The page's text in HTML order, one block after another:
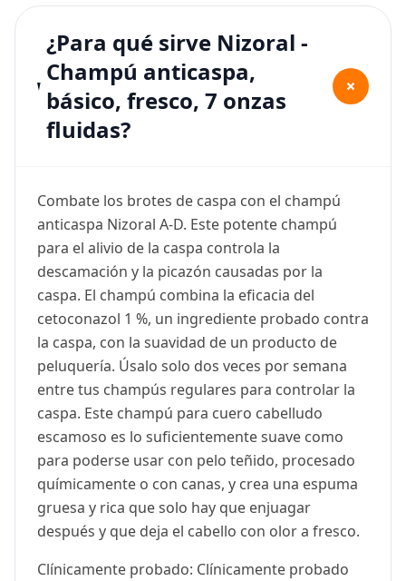
¿Para qué sirve Nizoral -
Champú anticaspa,
básico, fresco, 7 onzas
fluidas?
+
Combate los brotes de caspa con el champú
anticaspa Nizoral A-D. Este potente champú
para el alivio de la caspa controla la
descamación y la picazón causadas por la
caspa. El champú combina la eficacia del
cetoconazol 1 %, un ingrediente probado contra
la caspa, con la suavidad de un producto de
peluquería. Úsalo solo dos veces por semana
entre tus champús regulares para controlar la
caspa. Este champú para cuero cabelludo
escamoso es lo suficientemente suave como
para poderse usar con pelo teñido, procesado
químicamente o con canas, y crea una espuma
gruesa y rica que solo hay que enjuagar
después y que deja el cabello con olor a fresco.
Clínicamente probado: Clínicamente probado